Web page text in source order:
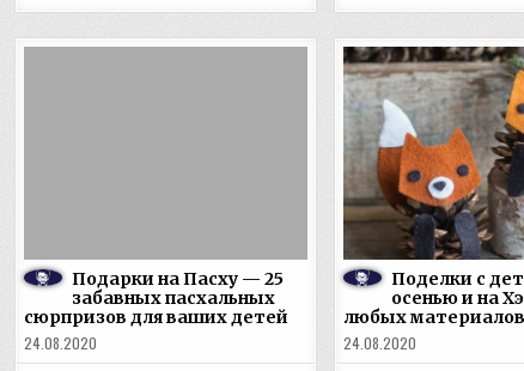
Подарки на Пасху — 25
забавных пасхальных
сюрпризов для ваших детей
24.08.2020
Поделки с
осенью и на
любых материалов
24.08.2020